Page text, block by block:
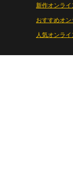
新作オンライ
おすすめオ
人気オンラ